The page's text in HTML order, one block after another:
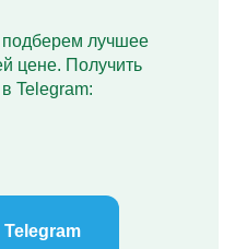
подберем лучшее
цене. Получить
Telegram: